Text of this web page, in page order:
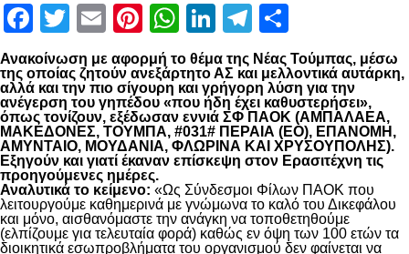
Facebook
Twitter
EmailPinterest
WhatsApp
LinkedIn
Telegram
Ανακοίνωση με αφορμή το θέμα της Νέας Τούμπας, μέσω
της οποίας ζητούν ανεξάρτητο ΑΣ και μελλοντικά αυτάρκη,
αλλά και την πιο σίγουρη και γρήγορη λύση για την
ανέγερση του γηπέδου «που ήδη έχει καθυστερήσει»,
όπως τονίζουν, εξέδωσαν εννιά ΣΦ ΠΑΟΚ (ΑΜΠΑΛΑΕΑ,
ΜΑΚΕΔΟΝΕΣ, ΤΟΥΜΠΑ, #031# ΠΕΡΑΙΑ (ΕΟ), ΕΠΑΝΟΜΗ,
ΑΜΥΝΤΑΙΟ, ΜΟΥΔΑΝΙΑ, ΦΛΩΡΙΝΑ ΚΑΙ ΧΡΥΣΟΥΠΟΛΗΣ).
Εξηγούν και γιατί έκαναν επίσκεψη στον Ερασιτέχνη τις
προηγούμενες ημέρες.
Αναλυτικά το κείμενο: «Ως Σύνδεσμοι Φίλων ΠΑΟΚ που
λειτουργούμε καθημερινά με γνώμωνα το καλό του Δικεφάλου
και μόνο, αισθανόμαστε την ανάγκη να τοποθετηθούμε
(ελπίζουμε για τελευταία φορά) καθώς εν όψη των 100 ετών τα
διοικητικά εσωπροβλήματα του οργανισμού δεν φαίνεται να